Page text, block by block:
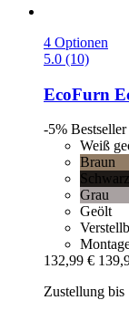
4 Optionen
5.0 (10)
EcoFurn
-5% Bestseller
Weiß
Braun
Schwarz
Grau
Geölt
132,99 €
Zustellung bis